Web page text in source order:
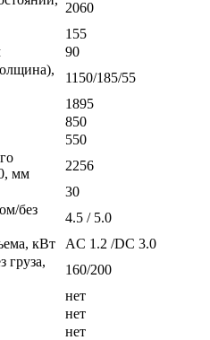
2060
155
90
1150/185/55
1895
850
550
мм
2256
30
без
4.5 / 5.0
кВт
AC 1.2 /DC 3.0
груза,
160/200
нет
нет
нет